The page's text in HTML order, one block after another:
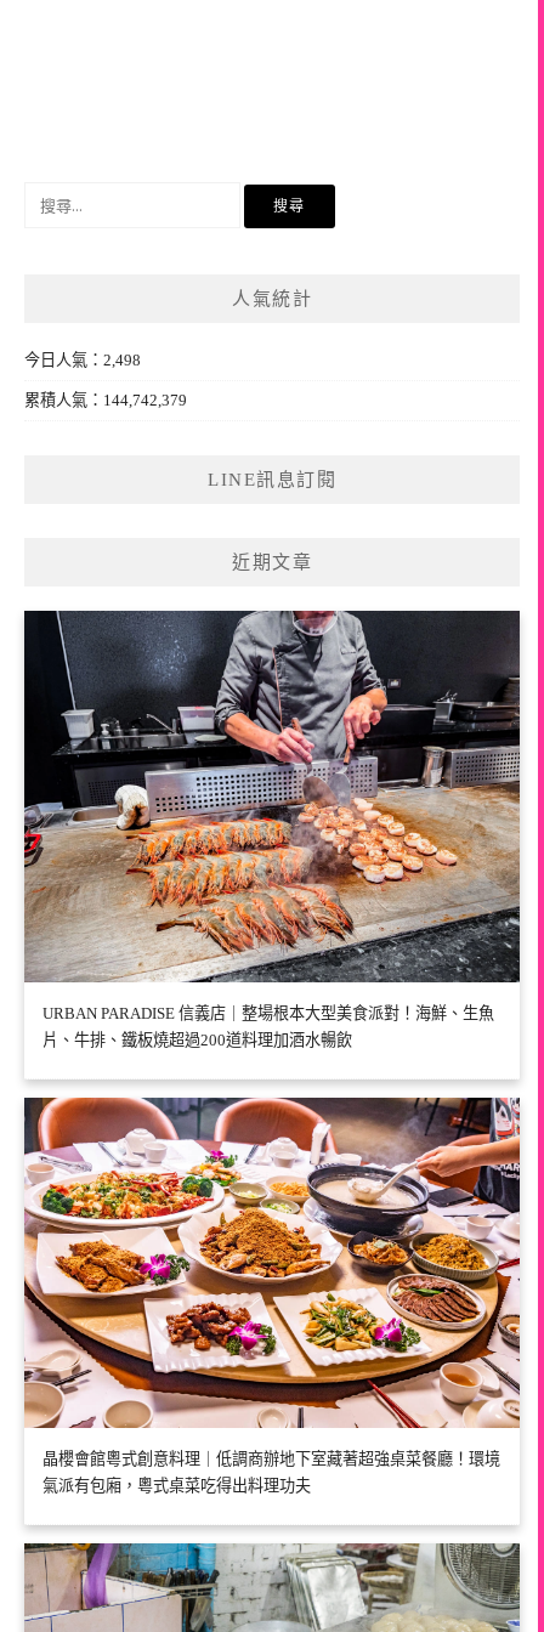
人氣統計
今日人氣：2,498
累積人氣：144,742,379
LINE訊息訂閱
近期文章
URBAN PARADISE 信義店｜整場根本大型美食派對！海鮮、生魚
片、牛排、鐵板燒超過200道料理加酒水暢飲
晶櫻會館粵式創意料理｜低調商辦地下室藏著超強桌菜餐廳！環境
氣派有包廂，粵式桌菜吃得出料理功夫